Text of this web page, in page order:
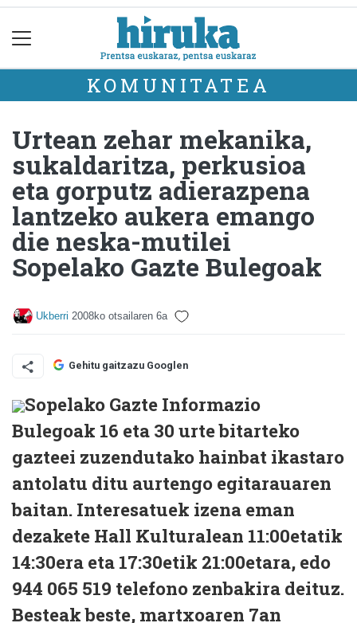
KOMUNITATEA
Urtean zehar mekanika,
sukaldaritza, perkusioa
eta gorputz adierazpena
lantzeko aukera emango
die neska-mutilei
Sopelako Gazte Bulegoak
Ukberri 2008ko otsailaren 6a
Gehitu gaitzazu Googlen
Sopelako Gazte Informazio
Bulegoak 16 eta 30 urte bitarteko
gazteei zuzendutako hainbat ikastaro
antolatu ditu aurtengo egitarauaren
baitan. Interesatuek izena eman
dezakete Hall Kulturalean 11:00etatik
14:30era eta 17:30etik 21:00etara, edo
944 065 519 telefono zenbakira deituz.
Besteak beste, martxoaren 7an